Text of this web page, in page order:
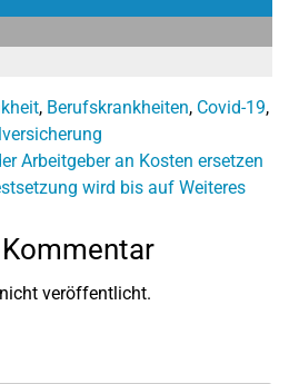
, Berufskrankheiten, Covid-19,
Arbeitgeber an Kosten ersetzen
wird bis auf Weiteres
veröffentlicht.